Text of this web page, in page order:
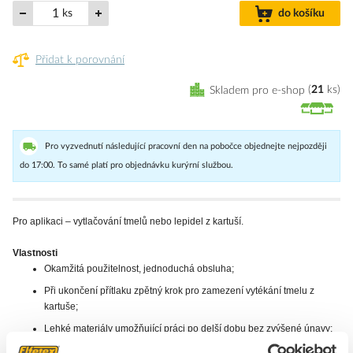
ks do košíku
Přidat k porovnání
Skladem pro e-shop 21 ks
Pro vyzvednutí následující pracovní den na pobočce objednejte nejpozději
do 17:00. To samé platí pro objednávku kurýrní službou.
Pro aplikaci – vytlačování tmelů nebo lepidel z kartuší.
Vlastnosti
Okamžitá použitelnost, jednoduchá obsluha;
Při ukončení přítlaku zpětný krok pro zamezení vytékání tmelu z
kartuše;
Lehké materiály umožňující práci po delší dobu bez zvýšené únavy;